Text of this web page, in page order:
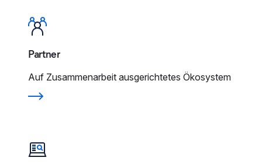
Partner
Auf Zusammenarbeit ausgerichtetes Ökosystem